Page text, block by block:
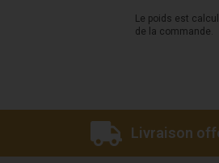
Grey
Le poids est
de la commande.
Livraison